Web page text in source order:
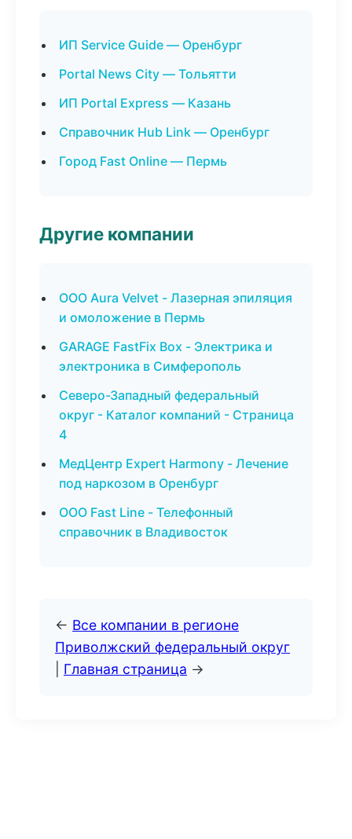
ИП Service Guide — Оренбург
Portal News City — Тольятти
ИП Portal Express — Казань
Справочник Hub Link — Оренбург
Город Fast Online — Пермь
Другие компании
ООО Aura Velvet - Лазерная эпиляция
и омоложение в Пермь
GARAGE FastFix Box - Электрика и
электроника в Симферополь
Северо-Западный федеральный
округ - Каталог компаний - Страница
4
МедЦентр Expert Harmony - Лечение
под наркозом в Оренбург
ООО Fast Line - Телефонный
справочник в Владивосток
← Все компании в регионе
Приволжский федеральный округ
Главная страница →